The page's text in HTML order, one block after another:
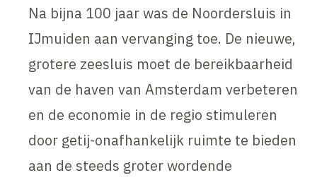
Na bijna 100 jaar was de Noordersluis in
IJmuiden aan vervanging toe. De nieuwe,
grotere zeesluis moet de bereikbaarheid
van de haven van Amsterdam verbeteren
en de economie in de regio stimuleren
door getij-onafhankelijk ruimte te bieden
aan de steeds groter wordende